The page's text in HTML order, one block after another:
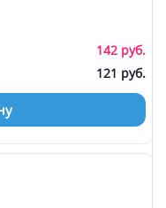
142 руб.
121 руб.